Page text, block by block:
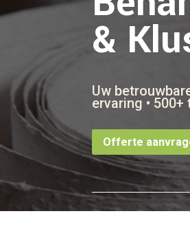
&
Uw
ervaring •
Offerte